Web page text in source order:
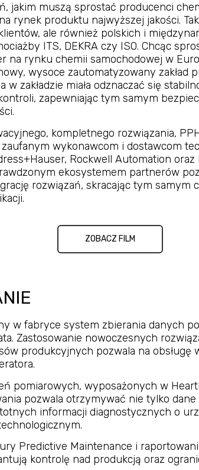
jakim muszą sprostać producenci
rynek produktu najwyższej jakości.
ale również polskich i
ITS, DEKRA czy ISO. Chcąc
na rynku chemii samochodowej w
wysoce zautomatyzowany zakład
w zakładzie miała odznaczać się
zapewniając tym samym
kompletnego rozwiązania,
wykonawcom i dostawcom
Rockwell Automation oraz
ekosystemem partnerów
rozwiązań, skracając tym samym
ZOBACZ FILM
w fabryce system zbierania danych
Zastosowanie nowoczesnych
produkcyjnych pozwala na obsługę
pomiarowych, wyposażonych w
pozwala otrzymywać nie tylko dane
informacji diagnostycznych o
Predictive Maintenance i
kontrolę nad produkcją oraz